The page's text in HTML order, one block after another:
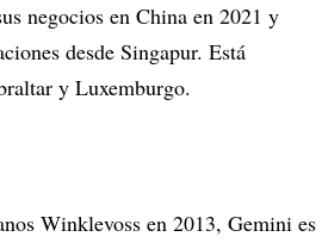
negocios en China en 2021 y
desde Singapur. Está
y Luxemburgo.
Winklevoss en 2013, Gemini es